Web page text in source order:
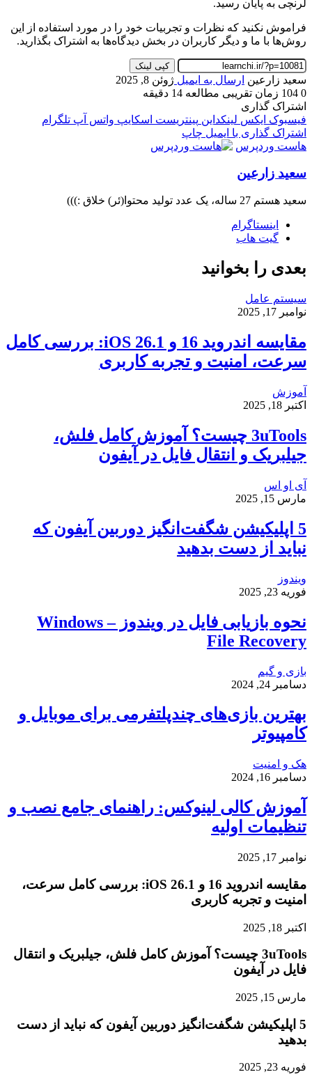
لرنچی به پایان رسید.
فراموش نکنید که نظرات و تجربیات خود را در مورد استفاده از این
روش‌ها با ما و دیگر کاربران در بخش دیدگاه‌ها به اشتراک بگذارید.
کپی لینک
سعید زارعین ارسال به ایمیل ژوئن 8, 2025
0
زمان تقریبی مطالعه 14 دقیقه
اشتراک گذاری
فیسبوک ایکس لینکداین پینتریست اسکایپ واتس آپ تلگرام
اشتراک گذاری با ایمیل چاپ
هاست وردپرس
سعید زارعین
سعید هستم 27 ساله، یک عدد تولید محتوا(ئر) خلاق :)))
اینستاگرام
گیت ‌هاب
بعدی را بخوانید
سیستم عامل
نوامبر 17, 2025
مقایسه اندروید 16 و iOS 26.1: بررسی کامل
سرعت، امنیت و تجربه کاربری
آموزش
اکتبر 18, 2025
3uTools چیست؟ آموزش کامل فلش،
جیلبریک و انتقال فایل در آیفون
آی او اس
مارس 15, 2025
5 اپلیکیشن شگفت‌انگیز دوربین آیفون که
نباید از دست بدهید
ویندوز
فوریه 23, 2025
نحوه بازیابی فایل در ویندوز – Windows
File Recovery
بازی و گیم
دسامبر 24, 2024
بهترین بازی‌های چندپلتفرمی برای موبایل و
کامپیوتر
هک و امنیت
دسامبر 16, 2024
آموزش کالی لینوکس: راهنمای جامع نصب و
تنظیمات اولیه
نوامبر 17, 2025
مقایسه اندروید 16 و iOS 26.1: بررسی کامل سرعت،
امنیت و تجربه کاربری
اکتبر 18, 2025
3uTools چیست؟ آموزش کامل فلش، جیلبریک و انتقال
فایل در آیفون
مارس 15, 2025
5 اپلیکیشن شگفت‌انگیز دوربین آیفون که نباید از دست
بدهید
فوریه 23, 2025